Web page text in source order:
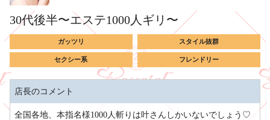
30代後半〜エステ1000人ギリ〜
ガッツリ スタイル抜群
セクシー系 フレンドリー
店長のコメント
全国各地、本指名様1000人斬りは叶さんしかいないでしょう♡